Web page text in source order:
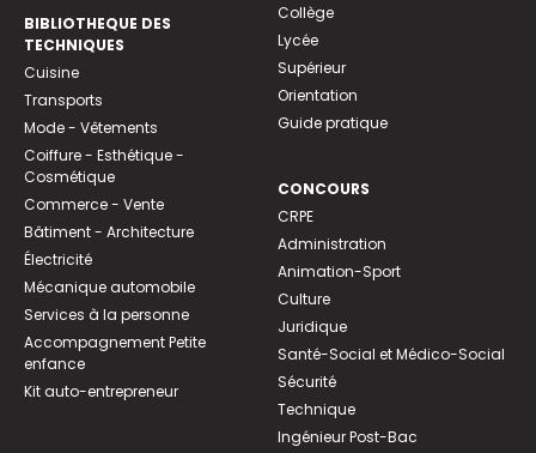
BIBLIOTHEQUE DES
TECHNIQUES
Cuisine
Transports
Mode - Vêtements
Coiffure - Esthétique -
Cosmétique
Commerce - Vente
Bâtiment - Architecture
Électricité
Mécanique automobile
Services à la personne
Accompagnement Petite
enfance
Kit auto-entrepreneur
Collège
Lycée
Supérieur
Orientation
Guide pratique
CONCOURS
CRPE
Administration
Animation-Sport
Culture
Juridique
Santé-Social et Médico-Social
Sécurité
Technique
Ingénieur Post-Bac